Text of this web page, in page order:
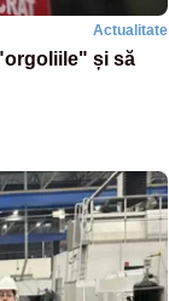
Actualitate
și să